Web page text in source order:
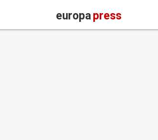
europapress